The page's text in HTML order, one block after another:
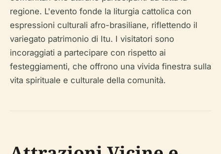
regione. L'evento fonde la liturgia cattolica con
espressioni culturali afro-brasiliane, riflettendo il
variegato patrimonio di Itu. I visitatori sono
incoraggiati a partecipare con rispetto ai
festeggiamenti, che offrono una vivida finestra sulla
vita spirituale e culturale della comunità.